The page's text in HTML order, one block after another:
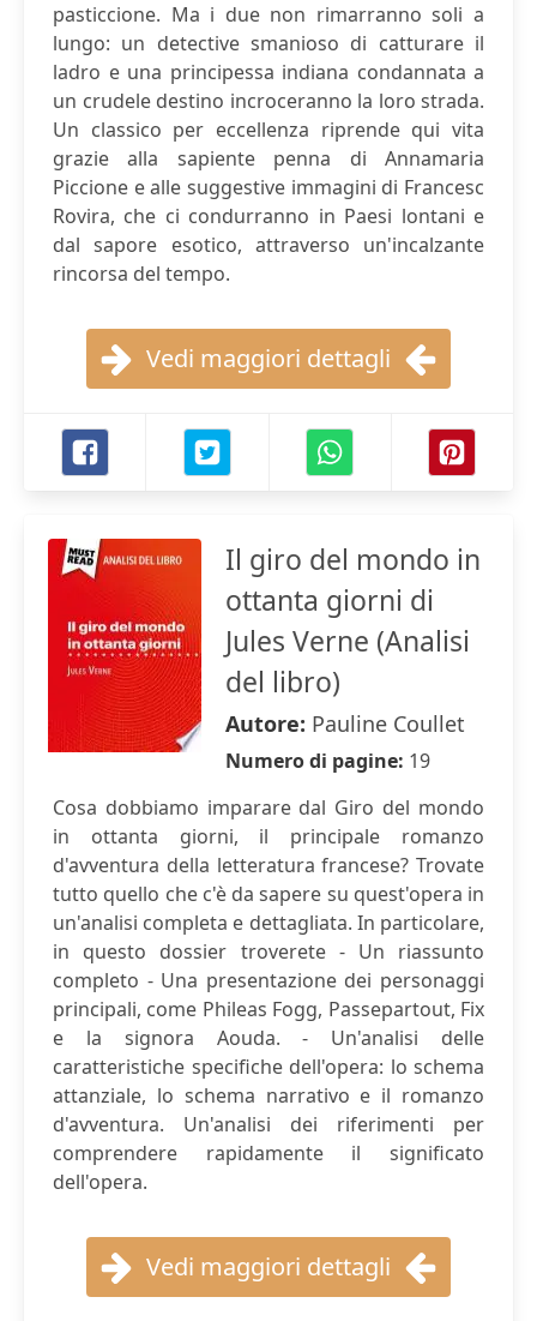
pasticcione. Ma i due non rimarranno soli a
lungo: un detective smanioso di catturare il
ladro e una principessa indiana condannata a
un crudele destino incroceranno la loro strada.
Un classico per eccellenza riprende qui vita
grazie alla sapiente penna di Annamaria
Piccione e alle suggestive immagini di Francesc
Rovira, che ci condurranno in Paesi lontani e
dal sapore esotico, attraverso un'incalzante
rincorsa del tempo.
Vedi maggiori dettagli
Il giro del mondo in
ottanta giorni di
Jules Verne (Analisi
del libro)
Autore: Pauline Coullet
Numero di pagine: 19
Cosa dobbiamo imparare dal Giro del mondo
in ottanta giorni, il principale romanzo
d'avventura della letteratura francese? Trovate
tutto quello che c'è da sapere su quest'opera in
un'analisi completa e dettagliata. In particolare,
in questo dossier troverete - Un riassunto
completo - Una presentazione dei personaggi
principali, come Phileas Fogg, Passepartout, Fix
e la signora Aouda. - Un'analisi delle
caratteristiche specifiche dell'opera: lo schema
attanziale, lo schema narrativo e il romanzo
d'avventura. Un'analisi dei riferimenti per
comprendere rapidamente il significato
dell'opera.
Vedi maggiori dettagli